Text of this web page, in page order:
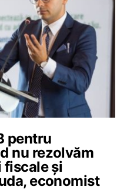
pentru
nu rezolvăm
fiscale şi
economist